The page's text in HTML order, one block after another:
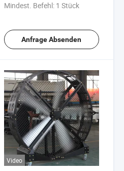
Mindest. Befehl: 1 Stück
Anfrage Absenden
Video